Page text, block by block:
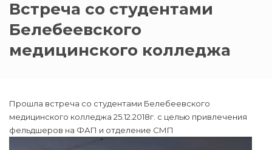
Встреча со студентами
Белебеевского
медицинского колледжа
Прошла встреча со студентами Белебеевского
медицинского колледжа 25.12.2018г. с целью привлечения
фельдшеров на ФАП и отделение СМП